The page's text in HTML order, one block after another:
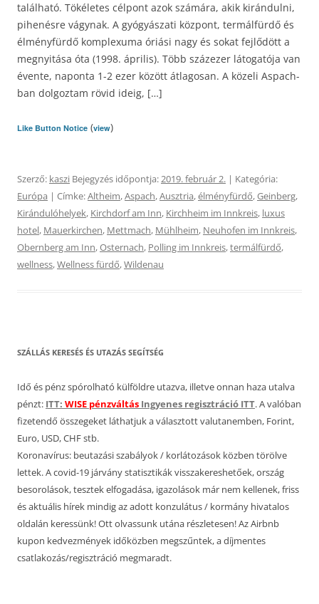
található. Tökéletes célpont azok számára, akik kirándulni,
pihenésre vágynak. A gyógyászati központ, termálfürdő és
élményfürdő komplexuma óriási nagy és sokat fejlődött a
megnyitása óta (1998. április). Több százezer látogatója van
évente, naponta 1-2 ezer között átlagosan. A közeli Aspach-
ban dolgoztam rövid ideig, […]
Like Button Notice (view)
Szerző: kaszi Bejegyzés időpontja:2019. február 2. | Kategória:
Európa | Címke:Altheim,Aspach,Ausztria,élményfürdő,Geinberg,
Kirándulóhelyek, Kirchdorf am Inn, Kirchheim im Innkreis, luxus
hotel, Mauerkirchen, Mettmach, Mühlheim, Neuhofen im Innkreis,
Obernberg am Inn,Osternach, Polling im Innkreis,termálfürdő,
wellness,Wellness fürdő,Wildenau
SZÁLLÁS KERESÉS ÉS UTAZÁS SEGÍTSÉG
Idő és pénz spórolható külföldre utazva, illetve onnan haza utalva
pénzt: ITT: WISE pénzváltás Ingyenes regisztráció ITT. A valóban
fizetendő összegeket láthatjuk a választott valutanemben, Forint,
Euro, USD, CHF stb.
Koronavírus: beutazási szabályok / korlátozások közben törölve
lettek. A covid-19 járvány statisztikák visszakereshetőek, ország
besorolások, tesztek elfogadása, igazolások már nem kellenek, friss
és aktuális hírek mindig az adott konzulátus / kormány hivatalos
oldalán keressünk! Ott olvassunk utána részletesen! Az Airbnb
kupon kedvezmények időközben megszűntek, a díjmentes
csatlakozás/regisztráció megmaradt.